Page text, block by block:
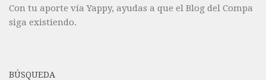
Con tu aporte vía Yappy, ayudas a que el Blog del Compa
siga existiendo.
BÚSQUEDA